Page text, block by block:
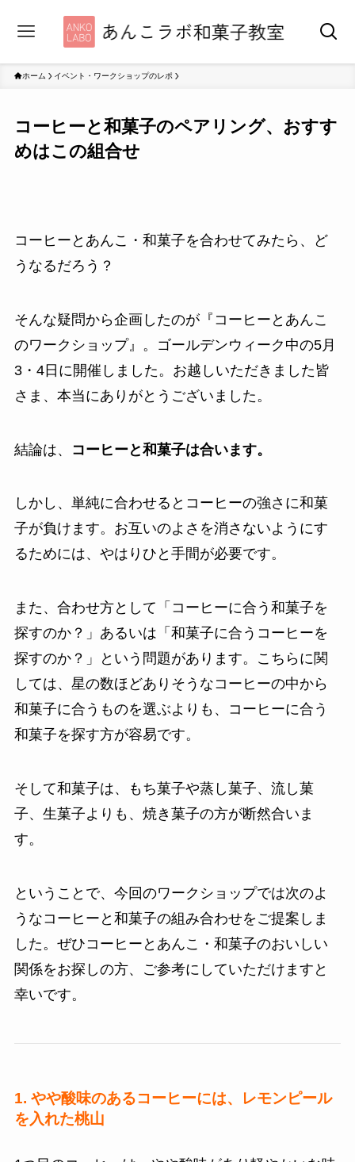
ホーム イベント・ワークショップのレポ
コーヒーと和菓子のペアリング、おすす
めはこの組合せ
コーヒーとあんこ・和菓子を合わせてみたら、ど
うなるだろう？
そんな疑問から企画したのが『コーヒーとあんこ
のワークショップ』。ゴールデンウィーク中の5月
3・4日に開催しました。お越しいただきました皆
さま、本当にありがとうございました。
結論は、 コーヒーと和菓子は合います。
しかし、単純に合わせるとコーヒーの強さに和菓
子が負けます。お互いのよさを消さないようにす
るためには、やはりひと手間が必要です。
また、合わせ方として「コーヒーに合う和菓子を
探すのか？」あるいは「和菓子に合うコーヒーを
探すのか？」という問題があります。こちらに関
しては、星の数ほどありそうなコーヒーの中から
和菓子に合うものを選ぶよりも、コーヒーに合う
和菓子を探す方が容易です。
そして和菓子は、もち菓子や蒸し菓子、流し菓
子、生菓子よりも、焼き菓子の方が断然合いま
す。
ということで、今回のワークショップでは次のよ
うなコーヒーと和菓子の組み合わせをご提案しま
した。ぜひコーヒーとあんこ・和菓子のおいしい
関係をお探しの方、ご参考にしていただけますと
幸いです。
1. やや酸味のあるコーヒーには、レモンピール
を入れた桃山